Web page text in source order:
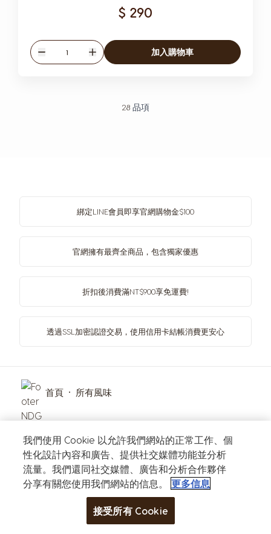
$ 290
數量
增加
加入購物車
28 品項
綁定LINE會員即享官網購物金$100
官網擁有最齊全商品，包含獨家優惠
折扣後消費滿NT$900享免運費!
透過SSL加密認證交易，使用信用卡結帳消費更安心
訂閱電子報隨時掌握最新消息，更享有不定期專屬優惠！
首頁 所有風味
我們使用 Cookie 以允許我們網站的正常工作、個
性化設計內容和廣告、提供社交媒體功能並分析
流量。我們還同社交媒體、廣告和分析合作夥伴
分享有關您使用我們網站的信息。
更多信息
接受所有 Cookie